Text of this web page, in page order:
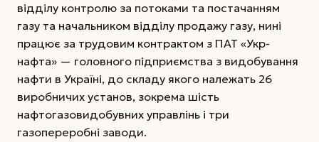
відділу контролю за потоками та постачанням
газу та начальником відділу продажу газу, нині
працює за трудовим контрактом з ПАТ «Укр­
нафта» — головного підприємства з видобування
нафти в Україні, до складу якого належать 26
виробничих установ, зокрема шість
нафтогазовидобувних управлінь і три
газопереробні заводи.